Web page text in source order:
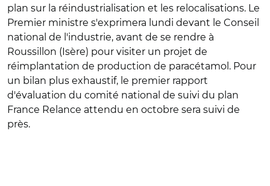
plan sur la réindustrialisation et les relocalisations. Le
Premier ministre s'exprimera lundi devant le Conseil
national de l'industrie, avant de se rendre à
Roussillon (Isère) pour visiter un projet de
réimplantation de production de paracétamol. Pour
un bilan plus exhaustif, le premier rapport
d'évaluation du comité national de suivi du plan
France Relance attendu en octobre sera suivi de
près.